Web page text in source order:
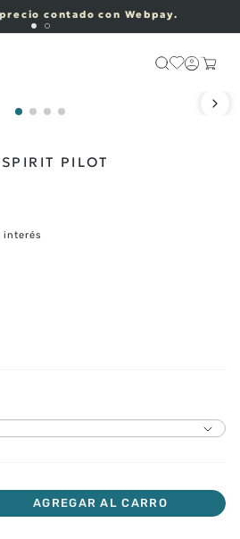
contado con Webpay.
PILOT
interés
AGREGAR AL CARRO